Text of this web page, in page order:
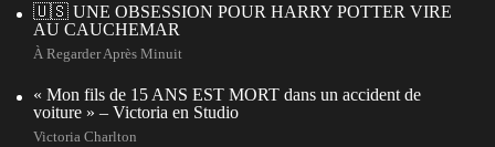
🇺🇸 UNE OBSESSION POUR HARRY POTTER VIRE
AU CAUCHEMAR
À Regarder Après Minuit
« Mon fils de 15 ANS EST MORT dans un accident de
voiture » – Victoria en Studio
Victoria Charlton